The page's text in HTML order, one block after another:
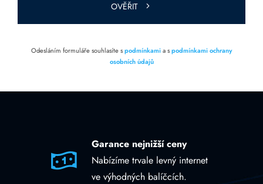
OVĚŘIT
Odesláním formuláře souhlasíte spodmínkamia spodmínkami ochrany
osobních údajů
Garance nejnižší ceny
Nabízíme trvale levný internet
ve výhodných balíčcích.